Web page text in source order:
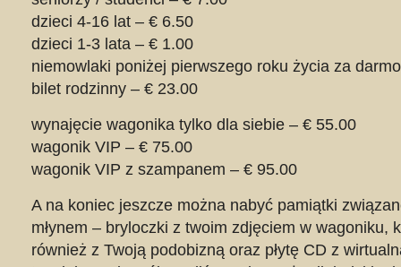
dzieci 4-16 lat – € 6.50
dzieci 1-3 lata – € 1.00
niemowlaki poniżej pierwszego roku życia za darmo
bilet rodzinny – € 23.00
wynajęcie wagonika tylko dla siebie – € 55.00
wagonik VIP – € 75.00
wagonik VIP z szampanem – € 95.00
A na koniec jeszcze można nabyć pamiątki
młynem – bryloczki z twoim zdjęciem w wagoniku,
również z Twoją podobizną oraz płytę CD z